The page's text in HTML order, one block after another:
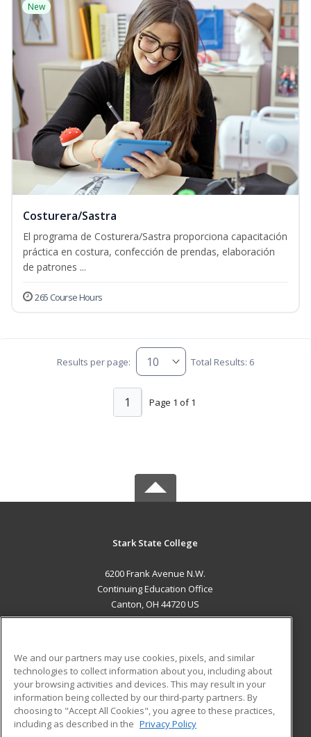
New
Costurera/Sastra
El programa de Costurera/Sastra proporciona capacitación
práctica en costura, confección de prendas, elaboración
de patrones ...
265 Course Hours
Results per page: Total Results: 6
Page 1 of 1
1
Stark State College
6200 Frank Avenue N.W.
Continuing Education Office
Canton, OH 44720 US
ADDITIONAL RESOURCES
Military
Financial Assistance
Help
Student Blog
We and our partners may use cookies, pixels, and similar
technologies to collect information about you, including about
your browsing activities and devices. This may result in your
information being collected by our third-party partners. By
choosing to "Accept All Cookies", you agree to these practices,
including as described in the Privacy Policy